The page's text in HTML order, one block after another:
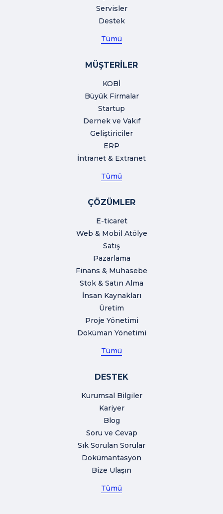
Servisler
Destek
Tümü
MÜŞTERİLER
KOBİ
Büyük Firmalar
Startup
Dernek ve Vakıf
Geliştiriciler
ERP
İntranet & Extranet
Tümü
ÇÖZÜMLER
E-ticaret
Web & Mobil Atölye
Satış
Pazarlama
Finans & Muhasebe
Stok & Satın Alma
İnsan Kaynakları
Üretim
Proje Yönetimi
Doküman Yönetimi
Tümü
DESTEK
Kurumsal Bilgiler
Kariyer
Blog
Soru ve Cevap
Sık Sorulan Sorular
Dokümantasyon
Bize Ulaşın
Tümü